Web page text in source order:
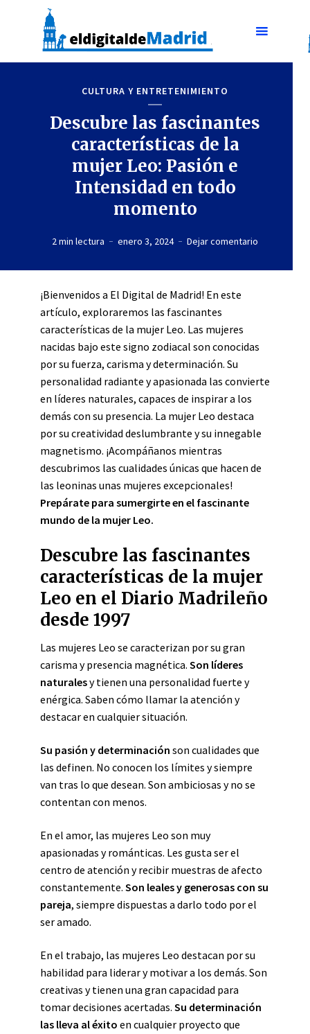
CULTURA Y ENTRETENIMIENTO
Descubre las fascinantes
características de la
mujer Leo: Pasión e
Intensidad en todo
momento
2 min lectura enero 3, 2024 Dejar comentario
¡Bienvenidos a El Digital de Madrid! En este
artículo, exploraremos las fascinantes
características de la mujer Leo. Las mujeres
nacidas bajo este signo zodiacal son conocidas
por su fuerza, carisma y determinación. Su
personalidad radiante y apasionada las convierte
en líderes naturales, capaces de inspirar a los
demás con su presencia. La mujer Leo destaca
por su creatividad deslumbrante y su innegable
magnetismo. ¡Acompáñanos mientras
descubrimos las cualidades únicas que hacen de
las leoninas unas mujeres excepcionales!
Prepárate para sumergirte en el fascinante
mundo de la mujer Leo.
Descubre las fascinantes
características de la mujer
Leo en el Diario Madrileño
desde 1997
Las mujeres Leo se caracterizan por su gran
carisma y presencia magnética. Son líderes
naturalesy tienen una personalidad fuerte y
enérgica. Saben cómo llamar la atención y
destacar en cualquier situación.
Su pasión y determinación son cualidades que
las definen. No conocen los límites y siempre
van tras lo que desean. Son ambiciosas y no se
contentan con menos.
En el amor, las mujeres Leo son muy
apasionadas y románticas. Les gusta ser el
centro de atención y recibir muestras de afecto
constantemente. Son leales y generosas con su
pareja, siempre dispuestas a darlo todo por el
ser amado.
En el trabajo, las mujeres Leo destacan por su
habilidad para liderar y motivar a los demás. Son
creativas y tienen una gran capacidad para
tomar decisiones acertadas. Su determinación
las lleva al éxito en cualquier proyecto que